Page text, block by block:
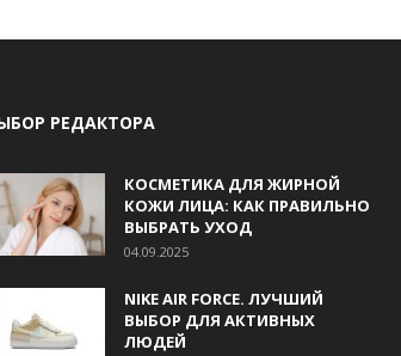
РЕДАКТОРА
КОСМЕТИКА ДЛЯ ЖИРНОЙ
КОЖИ ЛИЦА: КАК ПРАВИЛЬНО
ВЫБРАТЬ УХОД
04.09.2025
NIKE AIR FORCE. ЛУЧШИЙ
ВЫБОР ДЛЯ АКТИВНЫХ
ЛЮДЕЙ